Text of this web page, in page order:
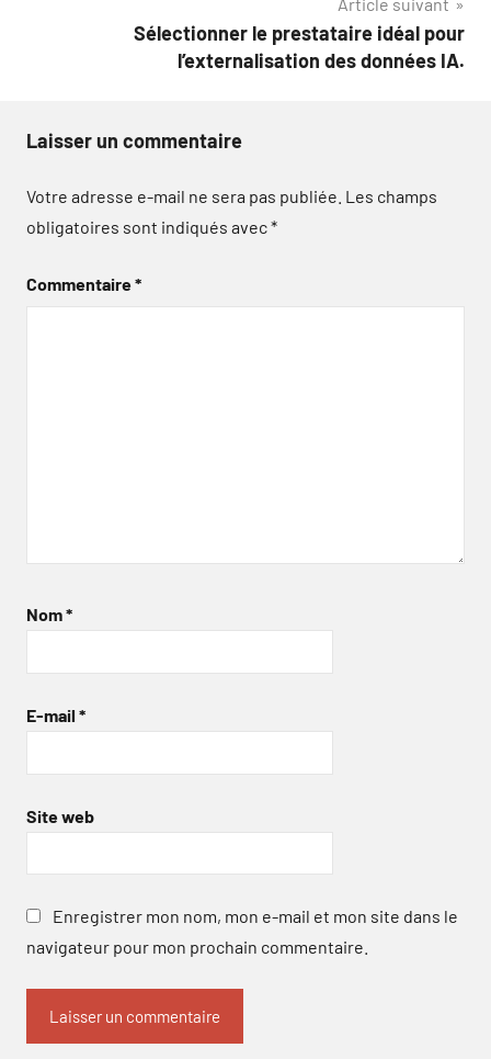
Sélectionner le prestataire idéal pour
l’externalisation des données IA.
Laisser un commentaire
Votre adresse e-mail ne sera pas publiée. Les champs
obligatoires sont indiqués avec*
Commentaire*
Nom*
E-mail *
Site web
Enregistrer mon nom, mon e-mail et mon site dans le
navigateur pour mon prochain commentaire.